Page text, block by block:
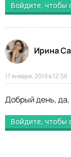
Войдите, чтобы
Ирина
17 января, 2019 в 12:56
Добрый день,
Войдите, чтобы